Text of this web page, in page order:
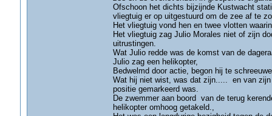
Ofschoon het dichts bijzijnde Kustwacht
vliegtuig er op uitgestuurd om de zee af te
Het vliegtuig vond hen en twee vlotten
Het vliegtuig zag Julio Morales niet of zijn
uitrustingen.
Wat Julio redde was de komst van de
Julio zag een helikopter,
Bedwelmd door actie, begon hij te
Wat hij niet wist, was dat zijn..... en van zijn
positie gemarkeerd was.
De zwemmer aan boord van de terug
helikopter omhoog getakeld.,